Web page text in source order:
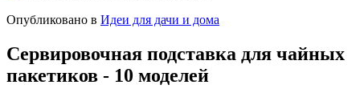
Опубликовано в Идеи для дачи и дома
Сервировочная подставка для чайных
пакетиков - 10 моделей